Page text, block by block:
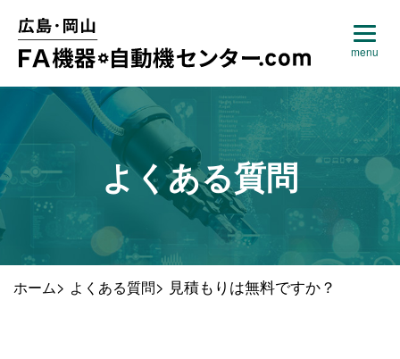
よくある質問
ホーム> よくある質問> 見積もりは無料ですか？